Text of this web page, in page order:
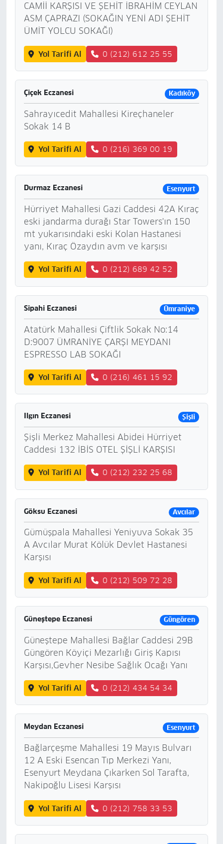
CAMİİ KARŞISI VE ŞEHİT İBRAHİM CEYLAN
ASM ÇAPRAZI (SOKAĞIN YENİ ADI ŞEHİT
ÜMİT YOLCU SOKAĞI)
Yol Tarifi Al 0 (212) 612 25 55
Çiçek Eczanesi Kadıköy
Sahrayıcedit Mahallesi Kireçhaneler
Sokak 14 B
Yol Tarifi Al 0 (216) 369 00 19
Durmaz Eczanesi Esenyurt
Hürriyet Mahallesi Gazi Caddesi 42A Kıraç
eski jandarma durağı Star Towers'ın 150
mt yukarısındaki eski Kolan Hastanesi
yanı, Kıraç Özaydın avm ve karşısı
Yol Tarifi Al 0 (212) 689 42 52
Sipahi Eczanesi Ümraniye
Atatürk Mahallesi Çiftlik Sokak No:14
D:9007 ÜMRANİYE ÇARŞI MEYDANI
ESPRESSO LAB SOKAĞI
Yol Tarifi Al 0 (216) 461 15 92
Ilgın Eczanesi Şişli
Şişli Merkez Mahallesi Abidei Hürriyet
Caddesi 132 İBİS OTEL ŞİŞLİ KARŞISI
Yol Tarifi Al 0 (212) 232 25 68
Göksu Eczanesi Avcılar
Gümüşpala Mahallesi Yeniyuva Sokak 35
A Avcılar Murat Kölük Devlet Hastanesi
Karşısı
Yol Tarifi Al 0 (212) 509 72 28
Güneştepe Eczanesi Güngören
Güneştepe Mahallesi Bağlar Caddesi 29B
Güngören Köyiçi Mezarlığı Giriş Kapısı
Karşısı,Gevher Nesibe Sağlık Ocağı Yanı
Yol Tarifi Al 0 (212) 434 54 34
Meydan Eczanesi Esenyurt
Bağlarçeşme Mahallesi 19 Mayıs Bulvarı
12 A Eski Esencan Tıp Merkezi Yanı,
Esenyurt Meydana Çıkarken Sol Tarafta,
Nakipoğlu Lisesi Karşısı
Yol Tarifi Al 0 (212) 758 33 53